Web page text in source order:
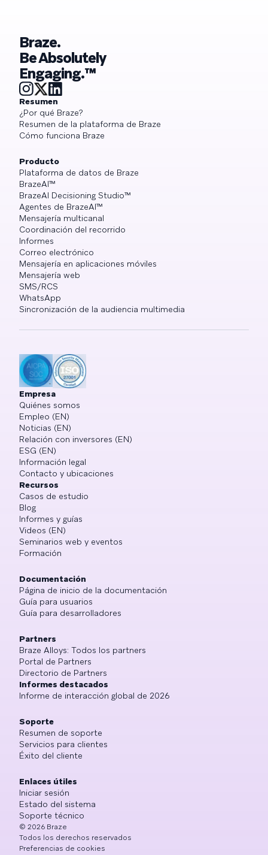
Braze.
Be Absolutely
Engaging.™
Resumen
¿Por qué Braze?
Resumen de la plataforma de Braze
Cómo funciona Braze
Producto
Plataforma de datos de Braze
BrazeAI™
BrazeAI Decisioning Studio™
Agentes de BrazeAI™
Mensajería multicanal
Coordinación del recorrido
Informes
Correo electrónico
Mensajería en aplicaciones móviles
Mensajería web
SMS/RCS
WhatsApp
Sincronización de la audiencia multimedia
Empresa
Quiénes somos
Empleo (EN)
Noticias (EN)
Relación con inversores (EN)
ESG (EN)
Información legal
Contacto y ubicaciones
Recursos
Casos de estudio
Blog
Informes y guías
Videos (EN)
Seminarios web y eventos
Formación
Documentación
Página de inicio de la documentación
Guía para usuarios
Guía para desarrolladores
Partners
Braze Alloys: Todos los partners
Portal de Partners
Directorio de Partners
Informes destacados
Informe de interacción global de 2026
Soporte
Resumen de soporte
Servicios para clientes
Éxito del cliente
Enlaces útiles
Iniciar sesión
Estado del sistema
Soporte técnico
© 2026 Braze
Todos los derechos reservados
Preferencias de cookies